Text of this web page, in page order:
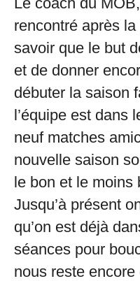
rencontré après
savoir que le but
et de donner
débuter la saison
l’équipe est dans
neuf matches
nouvelle saison
le bon et le moins
Jusqu’à présent
qu’on est déjà
séances pour
nous reste